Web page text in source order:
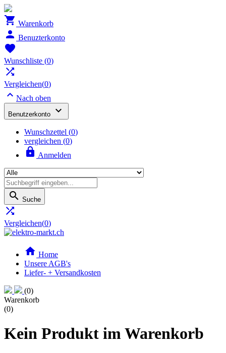
 Warenkorb
 Benuzterkonto

Wunschliste (0)

Vergleichen(0)
 Nach oben
Benutzerkonto 
Wunschzettel (0)
vergleichen (0)
 Anmelden
 Suche

Vergleichen(0)
 Home
Unsere AGB's
Liefer- + Versandkosten
(0)
Warenkorb
(0)
Kein Produkt im Warenkorb